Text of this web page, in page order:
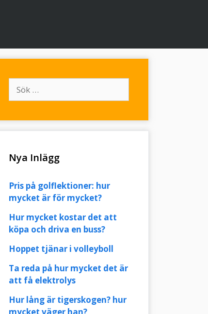
efter:
Nya Inlägg
Pris på golflektioner: hur
mycket är för mycket?
Hur mycket kostar det att
köpa och driva en buss?
Hoppet tjänar i volleyboll
Ta reda på hur mycket det är
att få elektrolys
Hur lång är tigerskogen? hur